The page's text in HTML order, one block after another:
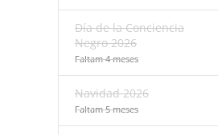
Día de la Conciencia
Negro 2026
Faltam 4 meses
Navidad 2026
Faltam 5 meses